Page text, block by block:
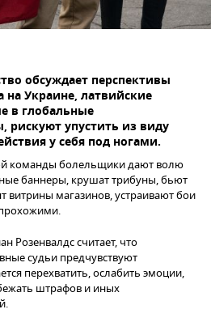
обсуждает перспективы
Украине, латвийские
в глобальные
рискуют упустить из виду
у себя под ногами.
команды болельщики дают волю
баннеры, крушат трибуны, бьют
витрины магазинов, устраивают бои
Розенвалдс считает, что
судьи предчувствуют
перехватить, ослабить эмоции,
штрафов и иных